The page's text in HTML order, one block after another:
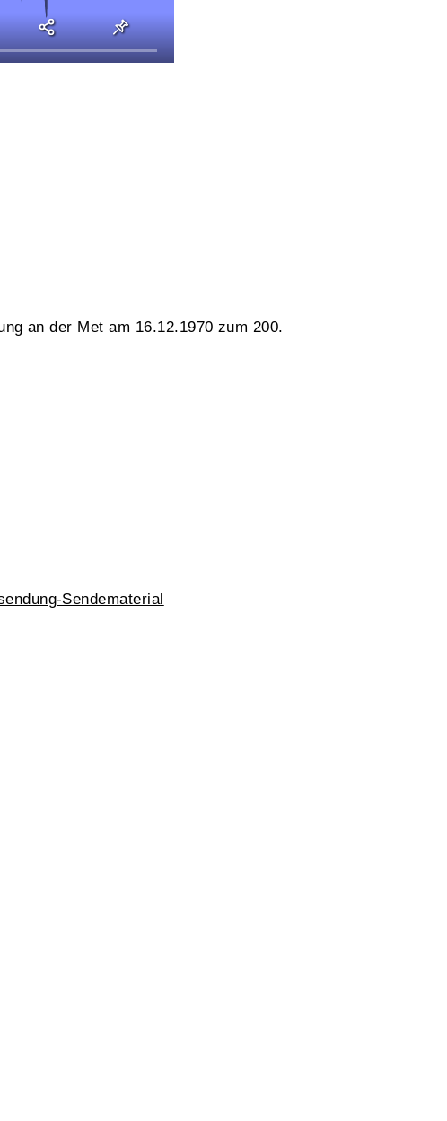
an der Met am 16.12.1970 zum 200.
Sendematerial